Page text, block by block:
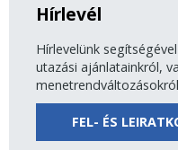
Hírlevél
Hírlevelünk
utazási ajánlatainkról,
FEL- ÉS